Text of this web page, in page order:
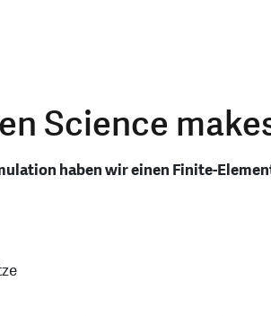
Science
haben wir einen Finite-